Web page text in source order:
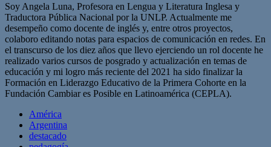
Soy Angela Luna, Profesora en Lengua y Literatura Inglesa y
Traductora Pública Nacional por la UNLP. Actualmente me
desempeño como docente de inglés y, entre otros proyectos,
colaboro editando notas para espacios de comunicación en redes. En
el transcurso de los diez años que llevo ejerciendo un rol docente he
realizado varios cursos de posgrado y actualización en temas de
educación y mi logro más reciente del 2021 ha sido finalizar la
Formación en Liderazgo Educativo de la Primera Cohorte en la
Fundación Cambiar es Posible en Latinoamérica (CEPLA).
América
Argentina
destacado